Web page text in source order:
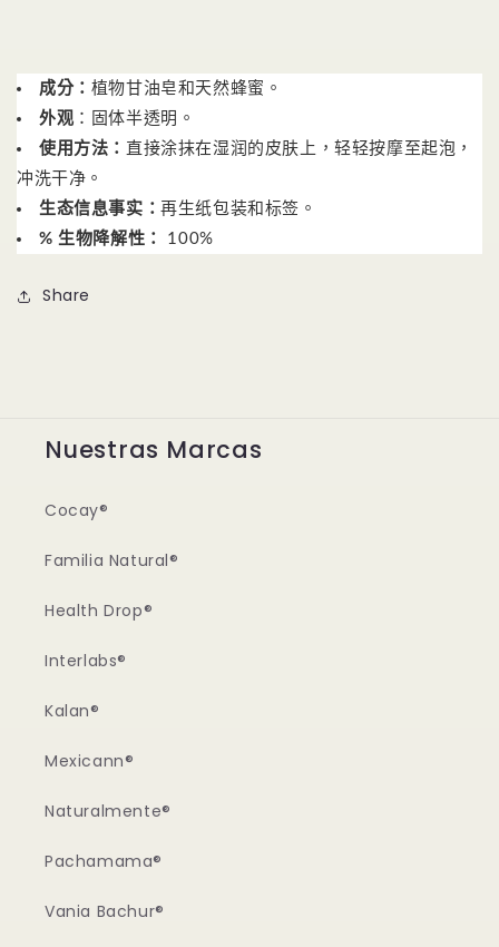
成分： 植物甘油皂和天然蜂蜜。
外观 ：固体半透明。
使用方法： 直接涂抹在湿润的皮肤上，轻轻按摩至起泡，
冲洗干净。
生态信息事实：再生纸包装和标签。
% 生物降解性：
100%
Share
Nuestras Marcas
Cocay®
Familia Natural®
Health Drop®
Interlabs®
Kalan®
Mexicann®
Naturalmente®
Pachamama®
Vania Bachur®